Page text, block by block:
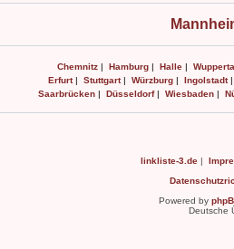
Chemnitz | Hamburg | Halle |
Erfurt| Stuttgart| Würzburg| Ingolstadt
Saarbrücken | Düsseldorf| Wiesbaden |
linkliste-3.de |
Powered by
Deutsche